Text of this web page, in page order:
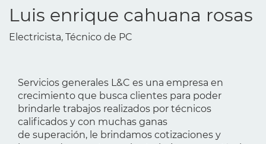
Luis enrique cahuana rosas
Electricista, Técnico de PC
Servicios generales L&C es una empresa en
crecimiento que busca clientes para poder
brindarle trabajos realizados por técnicos
calificados y con muchas ganas
de superación, le brindamos cotizaciones y